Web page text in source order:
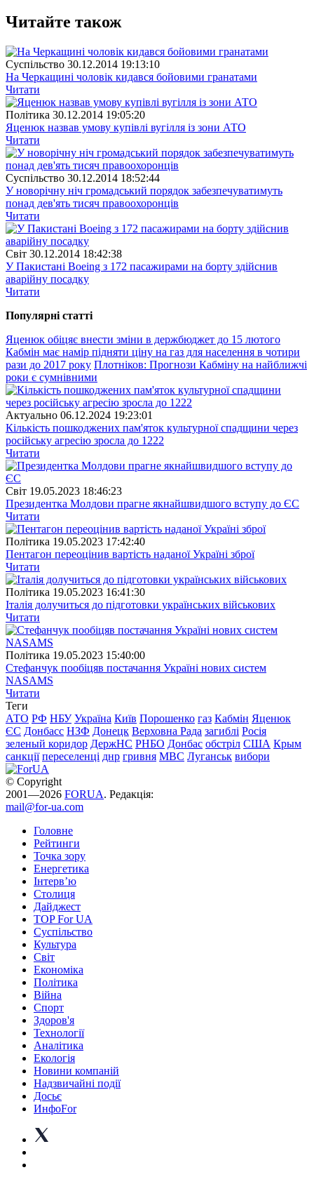
Читайте також
Суспiльство 30.12.2014 19:13:10
На Черкащині чоловік кидався бойовими гранатами
Читати
Полiтика 30.12.2014 19:05:20
Яценюк назвав умову купівлі вугілля із зони АТО
Читати
Суспiльство 30.12.2014 18:52:44
У новорічну ніч громадський порядок забезпечуватимуть
понад дев'ять тисяч правоохоронців
Читати
Свiт 30.12.2014 18:42:38
У Пакистані Boeing з 172 пасажирами на борту здійснив
аварійну посадку
Читати
Популярнi статтi
Яценюк обіцяє внести зміни в держбюджет до 15 лютого
Кабмін має намір підняти ціну на газ для населення в чотири
рази до 2017 року Плотніков: Прогнози Кабміну на найближчі
роки є сумнівними
Актуально 06.12.2024 19:23:01
Кількість пошкоджених пам'яток культурної спадщини через
російську агресію зросла до 1222
Читати
Свiт 19.05.2023 18:46:23
Президентка Молдови прагне якнайшвидшого вступу до ЄС
Читати
Полiтика 19.05.2023 17:42:40
Пентагон переоцінив вартість наданої Україні зброї
Читати
Полiтика 19.05.2023 16:41:30
Італія долучиться до підготовки українських військових
Читати
Полiтика 19.05.2023 15:40:00
Стефанчук пообіцяв постачання Україні нових систем
NASAMS
Читати
Теги
АТО РФ НБУ Україна Київ Порошенко газ Кабмін Яценюк
ЄС Донбасс НЗФ Донецк Верховна Рада загиблі Росія
зеленый коридор ДержНС РНБО Донбас обстріл США Крым
санкції переселенці днр гривня МВС Луганськ вибори
© Copyright
2001—2026 FORUA. Редакція:
mail@for-ua.com
Головне
Рейтинги
Точка зору
Енергетика
Інтерв’ю
Столиця
Дайджест
TOP For UA
Суспiльство
Культура
Світ
Економіка
Політика
Війна
Спорт
Здоров'я
Технології
Аналітика
Екологія
Новини компаній
Надзвичайні події
Досьє
ИнфоFor